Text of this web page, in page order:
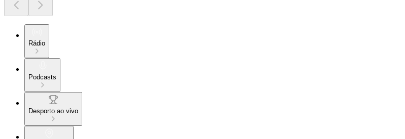
Rádio
Podcasts
Desporto ao vivo